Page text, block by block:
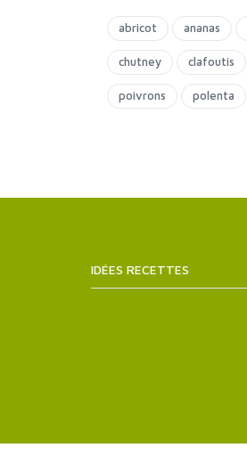
abricot ananas
chutney clafoutis
poivrons polenta
IDÉES RECETTES